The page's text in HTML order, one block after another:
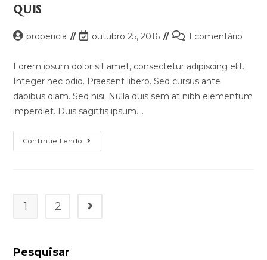
quis
propericia outubro 25, 2016 1 comentário
Lorem ipsum dolor sit amet, consectetur adipiscing elit.
Integer nec odio. Praesent libero. Sed cursus ante
dapibus diam. Sed nisi. Nulla quis sem at nibh elementum
imperdiet. Duis sagittis ipsum.…
Continue Lendo
1 2
Pesquisar